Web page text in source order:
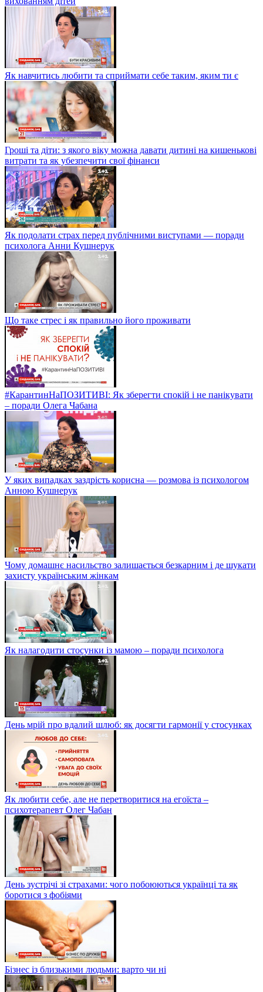
Як навчитись любити та сприймати себе таким, яким ти є
Гроші та діти: з якого віку можна давати дитині на кишенькові
витрати та як убезпечити свої фінанси
Як подолати страх перед публічними виступами — поради
психолога Анни Кушнерук
Що таке стрес і як правильно його проживати
#КарантинНаПОЗИТИВІ: Як зберегти спокій і не панікувати
– поради Олега Чабана
У яких випадках заздрість корисна — розмова із психологом
Анною Кушнерук
Чому домашнє насильство залишається безкарним і де шукати
захисту українським жінкам
Як налагодити стосунки із мамою – поради психолога
День мрій про вдалий шлюб: як досягти гармонії у стосунках
Як любити себе, але не перетворитися на егоїста –
психотерапевт Олег Чабан
День зустрічі зі страхами: чого побоюються українці та як
боротися з фобіями
Бізнес із близькими людьми: варто чи ні